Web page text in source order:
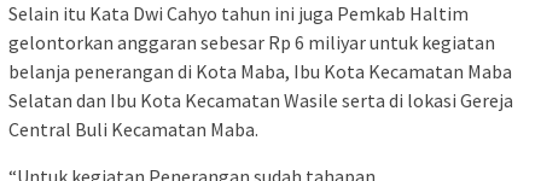
Selain itu Kata Dwi Cahyo tahun ini juga Pemkab Haltim
gelontorkan anggaran sebesar Rp 6 miliyar untuk kegiatan
belanja penerangan di Kota Maba, Ibu Kota Kecamatan Maba
Selatan dan Ibu Kota Kecamatan Wasile serta di lokasi Gereja
Central Buli Kecamatan Maba.